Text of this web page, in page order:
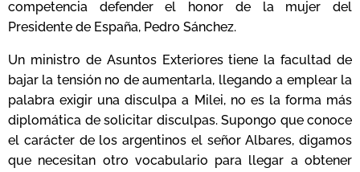
competencia defender el honor de la mujer del
Presidente de España, Pedro Sánchez.
Un ministro de Asuntos Exteriores tiene la facultad de
bajar la tensión no de aumentarla, llegando a emplear la
palabra exigir una disculpa a Milei, no es la forma más
diplomática de solicitar disculpas. Supongo que conoce
el carácter de los argentinos el señor Albares, digamos
que necesitan otro vocabulario para llegar a obtener